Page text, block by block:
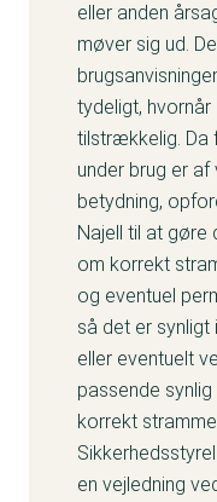
eller anden
møver sig ud.
tydeligt,
tilstrækkelig. Da
under brug er
betydning,
Najell til at gøre
om korrekt
og eventuel
så det er synligt
eller eventuelt
passende
korrekt
en vejledning